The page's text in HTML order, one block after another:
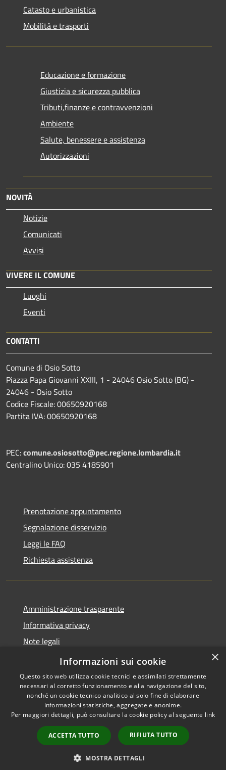
Catasto e urbanistica
Mobilità e trasporti
Educazione e formazione
Giustizia e sicurezza pubblica
Tributi,finanze e contravvenzioni
Ambiente
Salute, benessere e assistenza
Autorizzazioni
NOVITÀ
Notizie
Comunicati
Avvisi
VIVERE IL COMUNE
Luoghi
Eventi
CONTATTI
Comune di Osio Sotto
Piazza Papa Giovanni XXIII, 1 - 24046 Osio Sotto (BG) -
24046 - Osio Sotto
Codice Fiscale: 00650920168
Partita IVA: 00650920168
PEC:comune.osiosotto@pec.regione.lombardia.it
Centralino Unico: 035 4185901
Prenotazione appuntamento
Segnalazione disservizio
Leggi le FAQ
Richiesta assistenza
Amministrazione trasparente
Informativa privacy
Note legali
Dichiarazione di accessibilità 2025
Accessibilità
Copyright © 2026 • Comune di
Osio Sotto • Powered by
Municipium•
Accesso
redazione
×
Informazioni sui cookie
Questo sito web utilizza cookie tecnici e assimilati strettamente
necessari al corretto funzionamento e alla navigazione del sito,
nonché un cookie tecnico analitico al solo fine di elaborare
informazioni statistiche, aggregate e anonime.
Per maggiori dettagli, può consultare la cookie policy al seguente link
ACCETTA TUTTO RIFIUTA TUTTO
MOSTRA DETTAGLI